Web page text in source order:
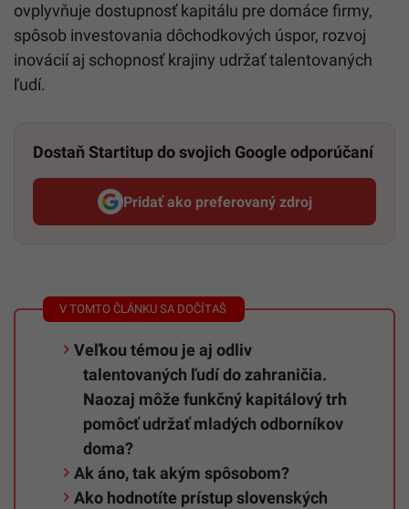
ovplyvňuje dostupnosť kapitálu pre domáce firmy,
spôsob investovania dôchodkových úspor, rozvoj
inovácií aj schopnosť krajiny udržať talentovaných
ľudí.
Dostaň Startitup do svojich Google odporúčaní
Pridať ako preferovaný zdroj
Startitup, odkaz sa otvorí v
Veľkou témou je aj odliv
talentovaných ľudí do zahraničia.
Naozaj môže funkčný kapitálový trh
pomôcť udržať mladých odborníkov
doma?
Ak áno, tak akým spôsobom?
Ako hodnotíte prístup slovenských